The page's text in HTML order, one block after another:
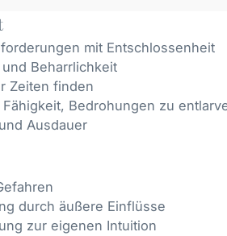
mit Entschlossenheit
Beharrlichkeit
Zeiten finden
Bedrohungen zu
Ausdauer
durch äußere Einflüsse
zur eigenen Intuition